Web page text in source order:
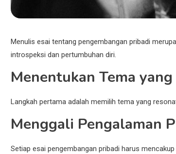
Menulis esai tentang pengembangan pribadi
introspeksi dan pertumbuhan diri.
Menentukan Tema
Langkah pertama adalah memilih tema yang
Menggali Pengalaman
Setiap esai pengembangan pribadi harus